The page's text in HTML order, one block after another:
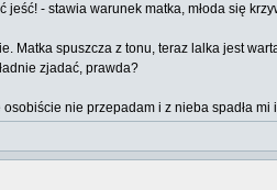
jeść! - stawia warunek matka, młoda się
Matka spuszcza z tonu, teraz lalka jest
zjadać, prawda?
osobiście nie przepadam i z nieba spadła